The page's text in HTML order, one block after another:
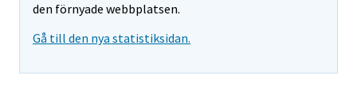
den förnyade webbplatsen.
Gå till den nya statistiksidan.